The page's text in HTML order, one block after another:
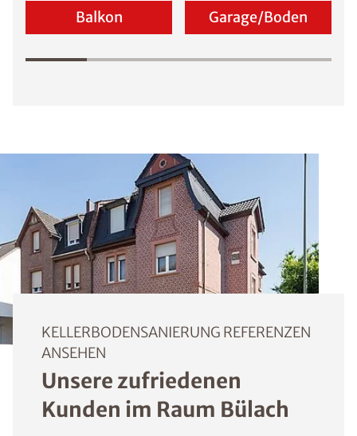
Balkon Garage/Boden
KELLERBODENSANIERUNG REFERENZEN
ANSEHEN
Unsere zufriedenen
Kunden im Raum Bülach